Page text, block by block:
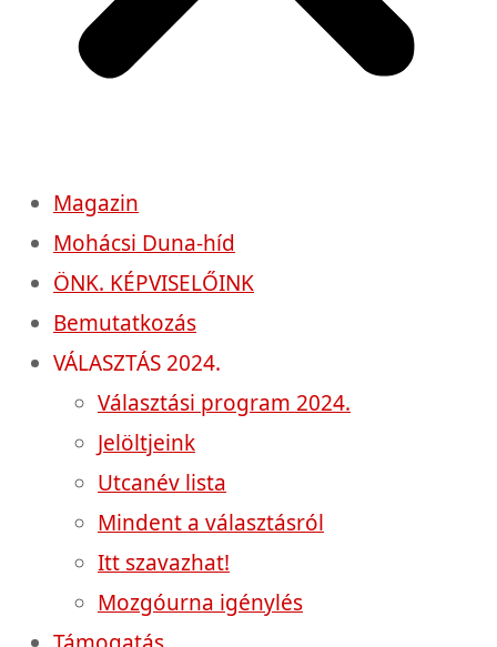
Magazin
Mohácsi Duna-híd
ÖNK. KÉPVISELŐINK
Bemutatkozás
VÁLASZTÁS 2024.
Választási program 2024.
Jelöltjeink
Utcanév lista
Mindent a választásról
Itt szavazhat!
Mozgóurna igénylés